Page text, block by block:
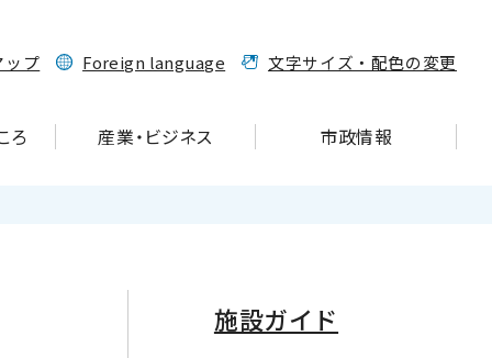
ップ Foreign language 文字サイズ・配色の変更
ろ 産業・ビジネス 市政情報
施設ガイド